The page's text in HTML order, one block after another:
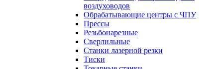
воздуховодов
Обрабатывающие центры с ЧПУ
Прессы
Резьбонарезные
Сверлильные
Станки лазерной резки
Тиски